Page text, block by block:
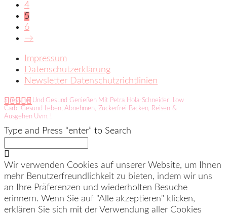
4
5
6
→
Impressum
Datenschutzerklärung
Newsletter Datenschutzrichtlinien
Stressfrei Und Gesund Genießen Mit Petra Hola-Schneider! Low
Carb, Gesund Leben, Abnehmen, Zuckerfrei Backen, Reisen &
Ausgehen Uvm. !
Type and Press “enter” to Search
Wir verwenden Cookies auf unserer Website, um Ihnen
mehr Benutzerfreundlichkeit zu bieten, indem wir uns
an Ihre Präferenzen und wiederholten Besuche
erinnern. Wenn Sie auf "Alle akzeptieren" klicken,
erklären Sie sich mit der Verwendung aller Cookies